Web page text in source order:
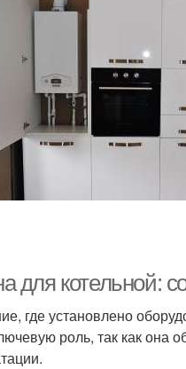
для котельной:
где установлено
роль, так как она